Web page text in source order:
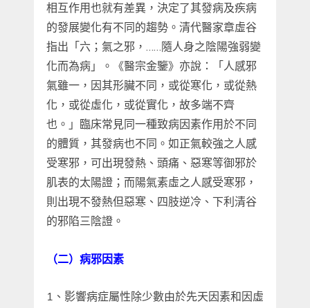
相互作用也就有差異，決定了其發病及疾病
的發展變化有不同的趨勢。清代醫家章虛谷
指出「六；氣之邪，……隨人身之陰陽強弱變
化而為病」。《醫宗金鑒》亦說：「人感邪
氣雖一，因其形臟不同，或從寒化，或從熱
化，或從虛化，或從實化，故多端不齊
也。」臨床常見同一種致病因素作用於不同
的體質，其發病也不同。如正氣較強之人感
受寒邪，可出現發熱、頭痛、惡寒等御邪於
肌表的太陽證；而陽氣素虛之人感受寒邪，
則出現不發熱但惡寒、四肢逆冷、下利清谷
的邪陷三陰證。
（二）病邪因素
1、影響病症屬性除少數由於先天因素和因虛